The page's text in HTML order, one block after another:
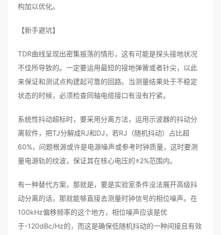
构加以优化。
【新手避坑】
TDR曲线呈现出密集振荡的情形，这有可能是探头接地状况
不佳所导致的。一定要运用最短的接地弹簧或者针尖，以此
来保证和测试点构建起可靠的回路。当测量结果处于不稳定
状态的时候，必须检查同轴电缆接口有没有拧紧。
系统性抖动超标时，要采用分离方法，运用示波器的抖动分
离软件，把TJ分解成RJ和DJ，若RJ（随机抖动）占比超
60%，问题根源或许是电源噪声或参考时钟质量，这时要测
量电源轨的纹波，保证其在核心电压的±2%范围内。
有一种替代方案，那就是，要是实验室条件没法展开高级抖
动分离的话，那就能够直接去测量时钟信号的相位噪声。在
100kHz偏移频率的这个地方，相位噪声应该是优
于-120dBc/Hz的，而这是确保低随机抖动的一种间接且有效